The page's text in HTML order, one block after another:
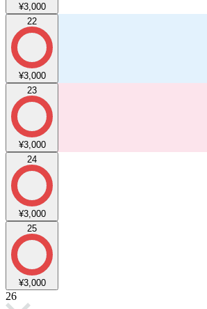
¥3,000
22
¥3,000
23
¥3,000
24
¥3,000
25
¥3,000
26